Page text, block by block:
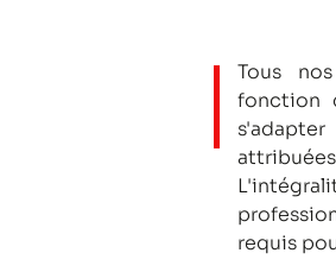
Tous
fonction
requis